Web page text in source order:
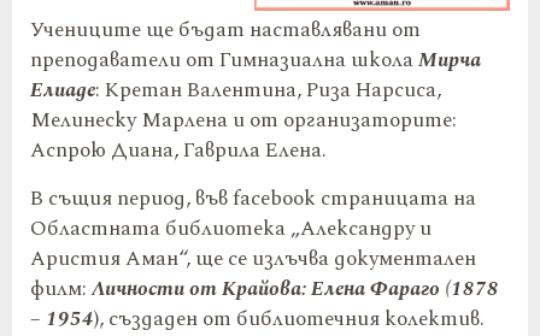
Учениците ще бъдат наставлявани от
преподаватели от Гимназиална школаМирча
Елиаде: Кретан Валентина, Риза Нарсиса,
Мелинеску Марлена и от организаторите:
Аспрою Диана, Гаврила Елена.
В същия период, във facebook страницата на
Областната библиотека „Александру и
Аристия Аман“, ще се излъчва документален
филм:Личности от Крайова: Елена Фараго (1878
– 1954), създаден от библиотечния колектив.